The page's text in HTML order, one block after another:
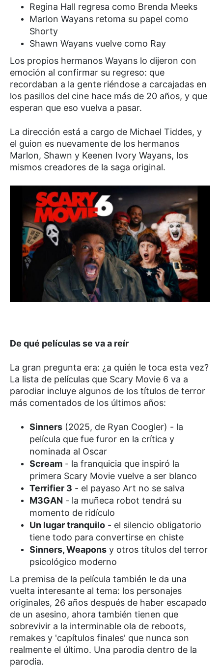
Regina Hall regresa como Brenda Meeks
Marlon Wayans retoma su papel como
Shorty
Shawn Wayans vuelve como Ray
Los propios hermanos Wayans lo dijeron con
emoción al confirmar su regreso: que
recordaban a la gente riéndose a carcajadas en
los pasillos del cine hace más de 20 años, y que
esperan que eso vuelva a pasar.
La dirección está a cargo de Michael Tiddes, y
el guion es nuevamente de los hermanos
Marlon, Shawn y Keenen Ivory Wayans, los
mismos creadores de la saga original.
De qué películas se va a reír
La gran pregunta era: ¿a quién le toca esta vez?
La lista de películas que Scary Movie 6 va a
parodiar incluye algunos de los títulos de terror
más comentados de los últimos años:
Sinners (2025, de Ryan Coogler) - la
película que fue furor en la crítica y
nominada al Oscar
Scream - la franquicia que inspiró la
primera Scary Movie vuelve a ser blanco
Terrifier 3 - el payaso Art no se salva
M3GAN - la muñeca robot tendrá su
momento de ridículo
Un lugar tranquilo - el silencio obligatorio
tiene todo para convertirse en chiste
Sinners, Weapons y otros títulos del terror
psicológico moderno
La premisa de la película también le da una
vuelta interesante al tema: los personajes
originales, 26 años después de haber escapado
de un asesino, ahora también tienen que
sobrevivir a la interminable ola de reboots,
remakes y 'capítulos finales' que nunca son
realmente el último. Una parodia dentro de la
parodia.